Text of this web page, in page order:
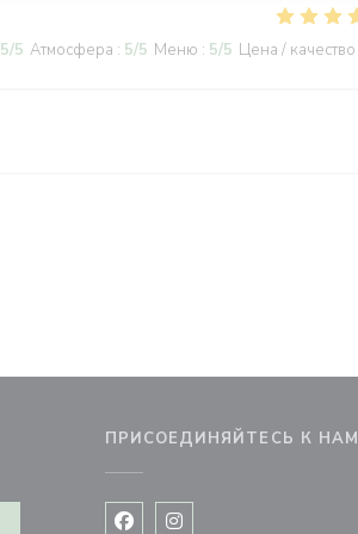
5/5 Атмосфера : 5/5 Меню : 5/5 Цена / качество
ПРИСОЕДИНЯЙТЕСЬ К НАМ